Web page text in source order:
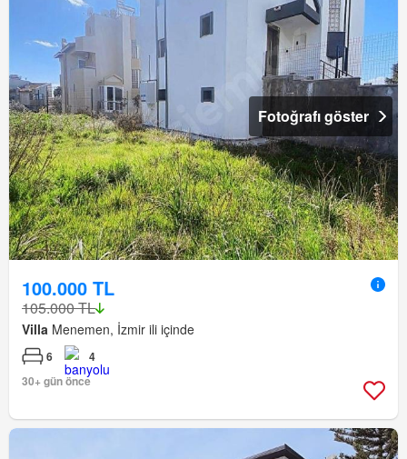
Fotoğrafı göster
100.000 TL
105.000 TL
Villa Menemen, İzmir ili içinde
6
4
30+ gün önce